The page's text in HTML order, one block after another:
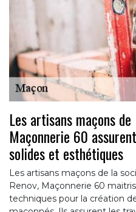
Les artisans maçons
Maçonnerie 60
solides et esthétiques
Les artisans maçons de la
Renov, Maçonnerie 60
techniques pour la création